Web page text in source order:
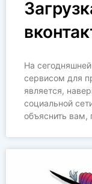
На
сервисом для
является,
социальной
объяснить вам,